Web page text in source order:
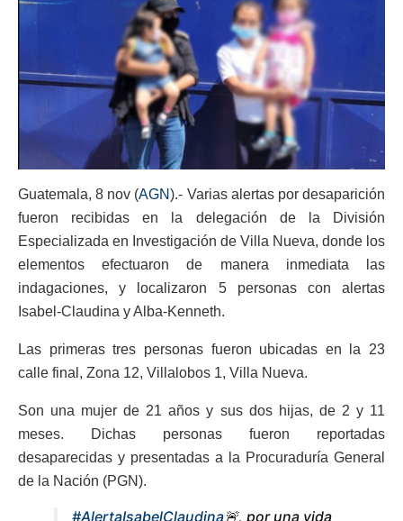
Guatemala, 8 nov (AGN ).- Varias alertas por desaparición
fueron recibidas en la delegación de la División
Especializada en Investigación de Villa Nueva, donde los
elementos efectuaron de manera inmediata las
indagaciones, y localizaron 5 personas con alertas
Isabel-Claudina y Alba-Kenneth.
Las primeras tres personas fueron ubicadas en la 23
calle final, Zona 12, Villalobos 1, Villa Nueva.
Son una mujer de 21 años y sus dos hijas, de 2 y 11
meses. Dichas personas fueron reportadas
desaparecidas y presentadas a la Procuraduría General
de la Nación (PGN).
#AlertaIsabelClaudina🚨, por una vida